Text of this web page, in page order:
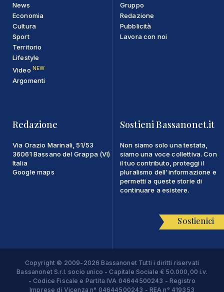
News
Economia
Cultura
Sport
Territorio
Lifestyle
Video NEW
Argomenti
Gruppo
Redazione
Pubblicità
Lavora con noi
Redazione
Via Orazio Marinali, 51/53
36061 Bassano del Grappa (VI)
Italia
Google maps
Sostieni Bassanonet.it
Non siamo solo una testata,
siamo una voce collettiva. Con
il tuo contributo, proteggi il
pluralismo dell'informazione e
permetti a queste storie di
continuare a esistere.
Sostienici
Copyright © 2009-2026 Bassanonet Tutti i diritti riservati
Bassanonet S.r.l. socio unico - Capitale Sociale € 50.000,00 i.v.
- Codice Fiscale e Partita IVA 04644500243 - Registro
Imprese di Vicenza n° 04644500243 - REA n° 419353